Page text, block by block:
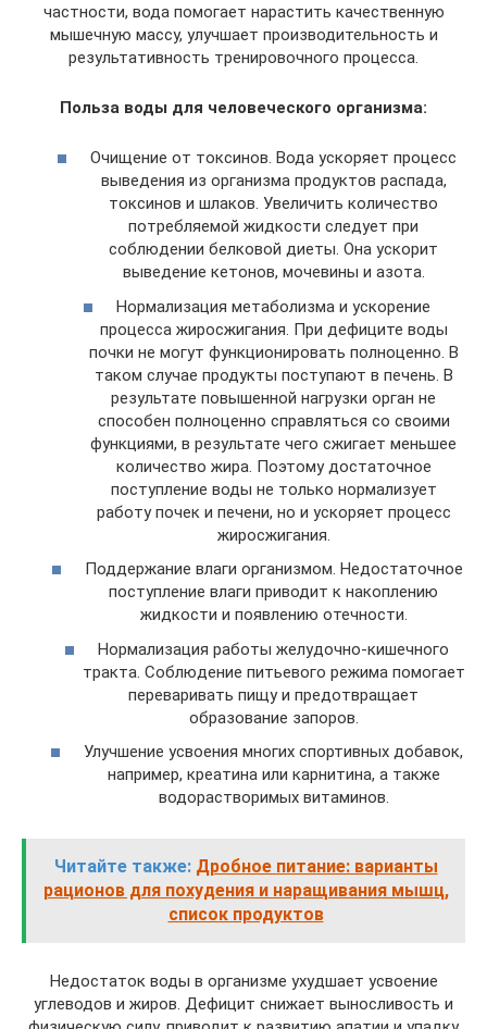
частности, вода помогает нарастить качественную
мышечную массу, улучшает производительность и
результативность тренировочного процесса.
Польза воды для человеческого организма:
Очищение от токсинов. Вода ускоряет процесс
выведения из организма продуктов распада,
токсинов и шлаков. Увеличить количество
потребляемой жидкости следует при
соблюдении белковой диеты. Она ускорит
выведение кетонов, мочевины и азота.
Нормализация метаболизма и ускорение
процесса жиросжигания. При дефиците воды
почки не могут функционировать полноценно. В
таком случае продукты поступают в печень. В
результате повышенной нагрузки орган не
способен полноценно справляться со своими
функциями, в результате чего сжигает меньшее
количество жира. Поэтому достаточное
поступление воды не только нормализует
работу почек и печени, но и ускоряет процесс
жиросжигания.
Поддержание влаги организмом. Недостаточное
поступление влаги приводит к накоплению
жидкости и появлению отечности.
Нормализация работы желудочно-кишечного
тракта. Соблюдение питьевого режима помогает
переваривать пищу и предотвращает
образование запоров.
Улучшение усвоения многих спортивных добавок,
например, креатина или карнитина, а также
водорастворимых витаминов.
Читайте также: Дробное питание: варианты
рационов для похудения и наращивания мышц,
список продуктов
Недостаток воды в организме ухудшает усвоение
углеводов и жиров. Дефицит снижает выносливость и